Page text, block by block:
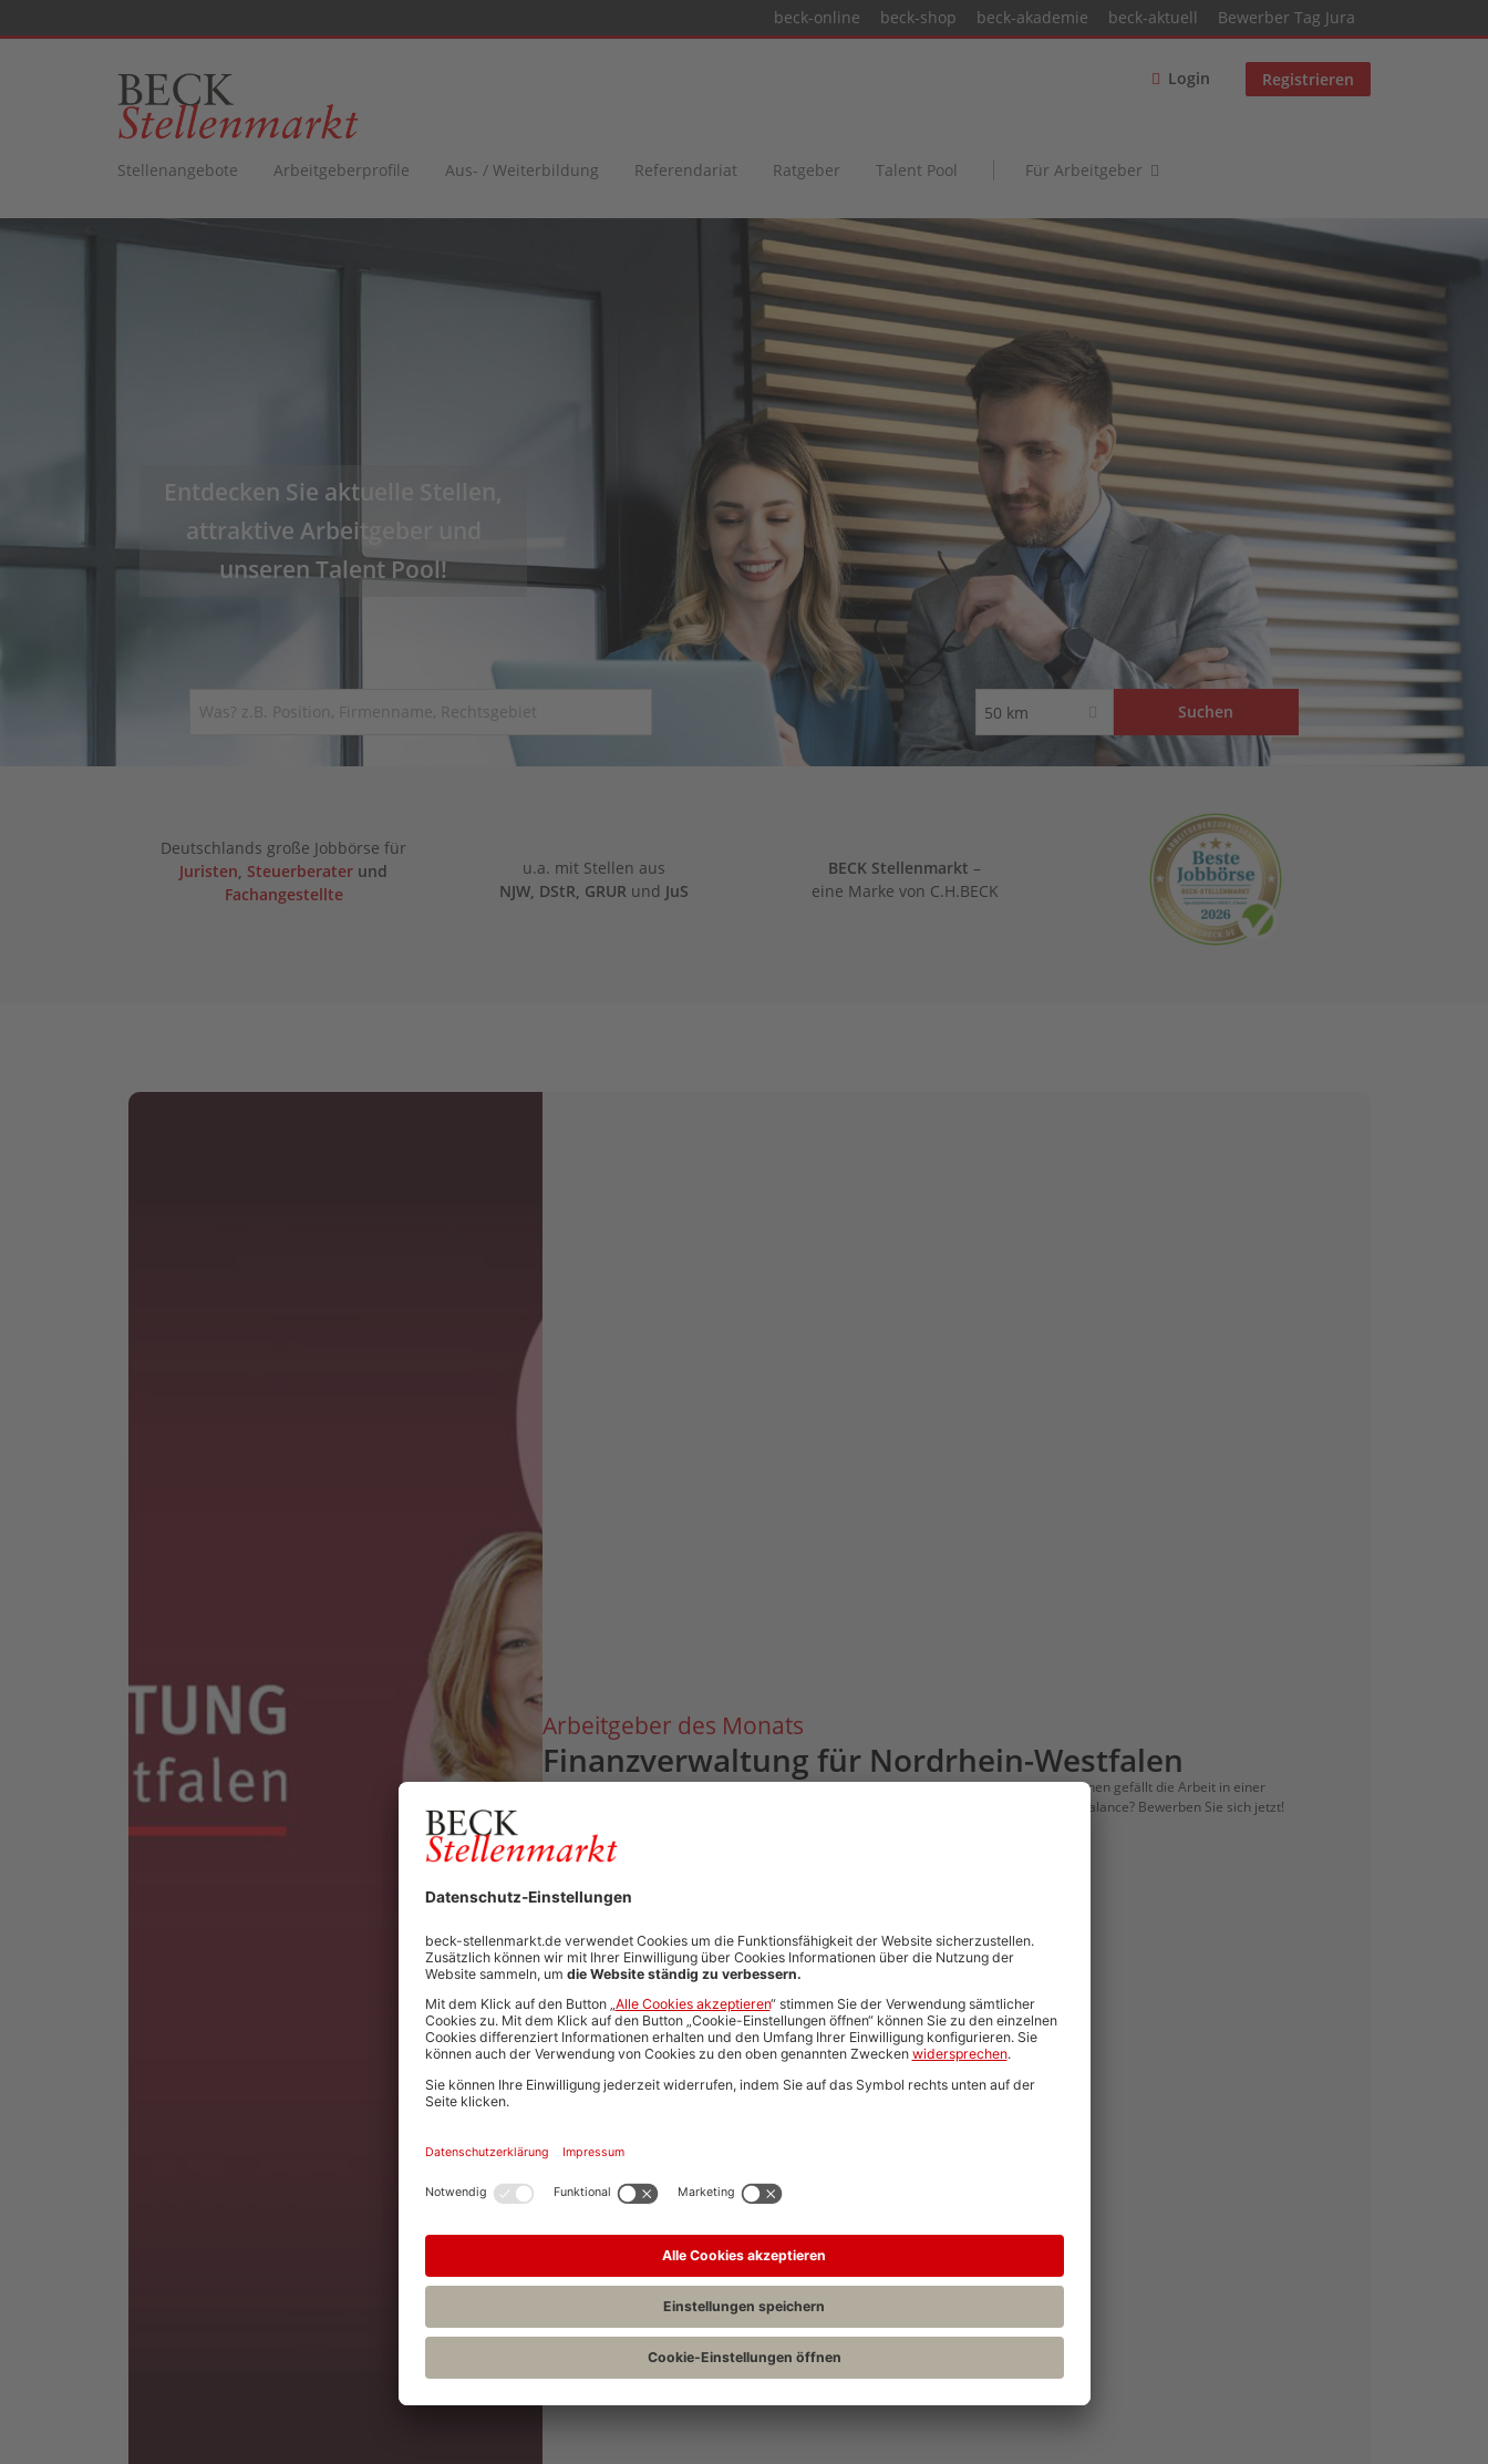
beck-online beck-shop beck-akademie beck-aktuell Bewerber Tag Jura
Login Registrieren
Stellenangebote Arbeitgeberprofile Aus- / Weiterbildung Referendariat Ratgeber Talent Pool Für Arbeitgeber
Entdecken Sie aktuelle Stellen,
attraktive Arbeitgeber und
unseren Talent Pool!
50 km
Deutschlands große Jobbörse für
Juristen Steuerberater und
Fachangestellte
u.a. mit Stellen aus
NJW, DStR, GRUR und JuS
BECK Stellenmarkt –
eine Marke von C.H.BECK
Arbeitgeber des Monats
Finanzverwaltung für Nordrhein-Westfalen
Sie suchen eine sinnvolle Tätigkeit mit Führungsverantwortung und Aufstiegschancen? Ihnen gefällt die Arbeit in einer
modernen Verwaltung mit sehr gutem Arbeitsklima und einer ausgeglichenen Law-Life-Balance? Bewerben Sie sich jetzt!
Zum Arbeitgeberprofil